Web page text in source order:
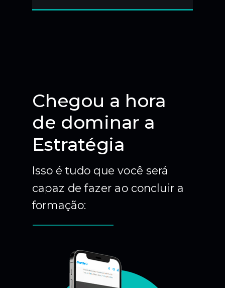
Chegou a hora
de dominar a
Estratégia
Isso é tudo que você será
capaz de fazer ao concluir a
formação: